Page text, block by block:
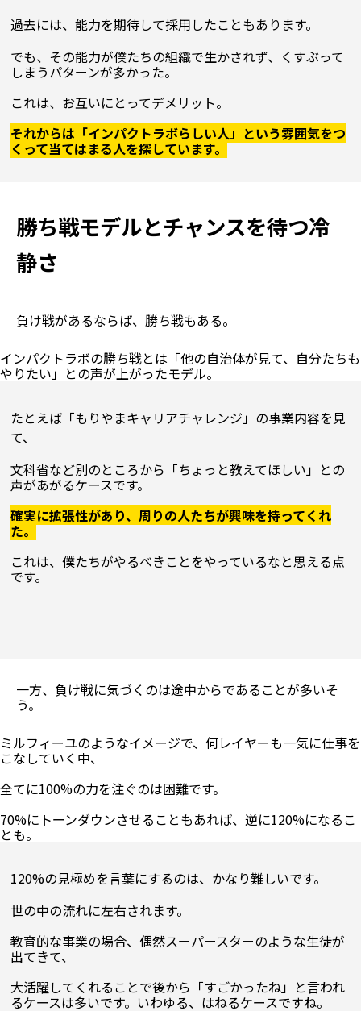
過去には、能力を期待して採用したこともあります。
でも、その能力が僕たちの組織で生かされず、くすぶって
しまうパターンが多かった。
これは、お互いにとってデメリット。
それからは「インパクトラボらしい人」という雰囲気をつ
くって当てはまる人を探しています。
勝ち戦モデルとチャンスを待つ冷
静さ
負け戦があるならば、勝ち戦もある。
インパクトラボの勝ち戦とは「他の自治体が見て、自分たちも
たとえば「もりやまキャリアチャレンジ」の事業内容を見
て、
文科省など別のところから「ちょっと教えてほしい」との
声があがるケースです。
確実に拡張性があり、周りの人たちが興味を持ってくれ
た。
これは、僕たちがやるべきことをやっているなと思える点
一方、負け戦に気づくのは途中からであることが多いそ
う。
ミルフィーユのようなイメージで、何レイヤーも一気に仕事を
こなしていく中、
全てに100%の力を注ぐのは困難です。
70%にトーンダウンさせることもあれば、逆に120%になるこ
120%の見極めを言葉にするのは、かなり難しいです。
世の中の流れに左右されます。
教育的な事業の場合、偶然スーパースターのような生徒が
出てきて、
大活躍してくれることで後から「すごかったね」と言われ
るケースは多いです。いわゆる、はねるケースですね。